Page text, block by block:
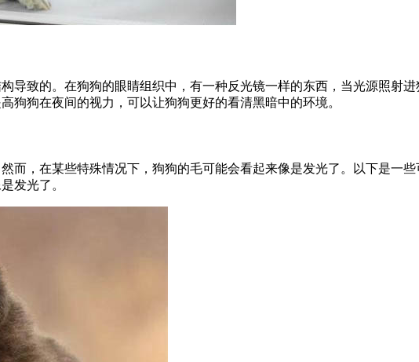
导致的。在狗狗的眼睛组织中，有一种反光镜一样的东西，当光源照射
狗狗在夜间的视力，可以让狗狗更好的看清黑暗中的环境。
而，在某些特殊情况下，狗狗的毛可能会看起来像是发光了。以下是一
发光了。